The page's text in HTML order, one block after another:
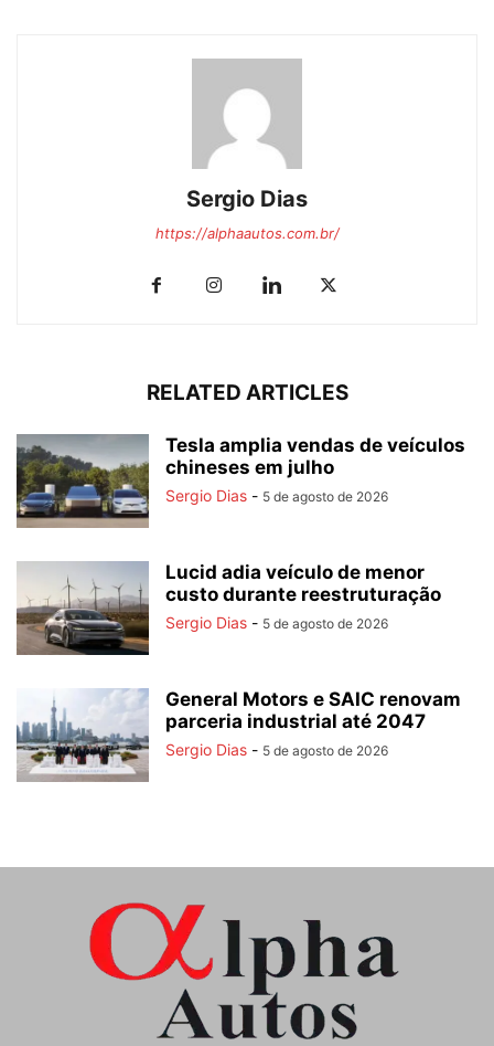
Sergio Dias
https://alphaautos.com.br/
RELATED ARTICLES
Tesla amplia vendas de veículos
chineses em julho
Sergio Dias - 5 de agosto de 2026
Lucid adia veículo de menor
custo durante reestruturação
Sergio Dias - 5 de agosto de 2026
General Motors e SAIC renovam
parceria industrial até 2047
Sergio Dias - 5 de agosto de 2026